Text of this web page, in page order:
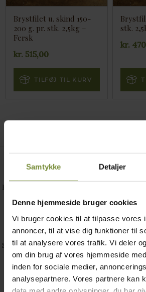
Samtykke Detaljer
Denne hjemmeside bruger cookies
Vi bruger cookies til at tilpasse vores
annoncer, til at vise dig funktioner til
til at analysere vores trafik. Vi deler
om din brug af vores hjemmeside
inden for sociale medier,
analysepartnere. Vores partnere kan
Brystfilet u. skind 150-
200 g. pr. stk. 2,5kg –
Fersk
kr. 515,00
TILFØJ TIL KURV
stk.
kr.
Kun fantasien sætter grænsen når det
kyllinge brystfilet. Køb de store
et dybt snit i midten Fyld dem med
Nem og utrolig lækker spise, både
Skulle der være en rest, kan det altid
salat eller en frisksmurt
Bon Appetit!